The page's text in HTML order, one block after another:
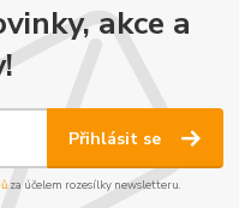
akce a
Přihlásit se
za účelem rozesílky newsletteru.